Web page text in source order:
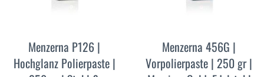
Menzerna P126 |
Hochglanz Polierpaste |
Menzerna 456G |
Vorpolierpaste | 250 gr |